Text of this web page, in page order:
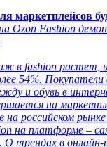
маркетплейсов
Ozon Fashion
в fashion растет,
54%. Покупатели
и обувь в
на
на российском
на платформе –
трендах в онлайн-